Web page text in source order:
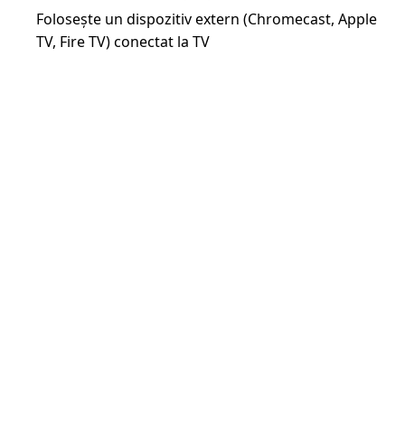
Folosește un dispozitiv extern (Chromecast, Apple
TV, Fire TV) conectat la TV